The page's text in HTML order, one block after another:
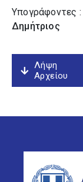
Υπογράφοντες :
Δημήτριος
Λήψη
Αρχείου